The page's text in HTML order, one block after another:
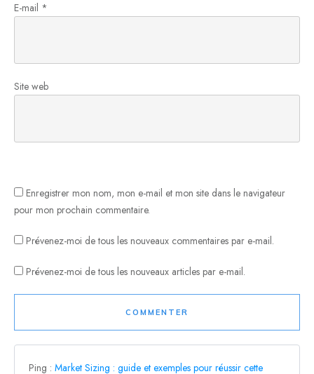
E-mail *
Site web
Enregistrer mon nom, mon e-mail et mon site dans le navigateur
pour mon prochain commentaire.
Prévenez-moi de tous les nouveaux commentaires par e-mail.
Prévenez-moi de tous les nouveaux articles par e-mail.
COMMENTER
Ping : Market Sizing : guide et exemples pour réussir cette